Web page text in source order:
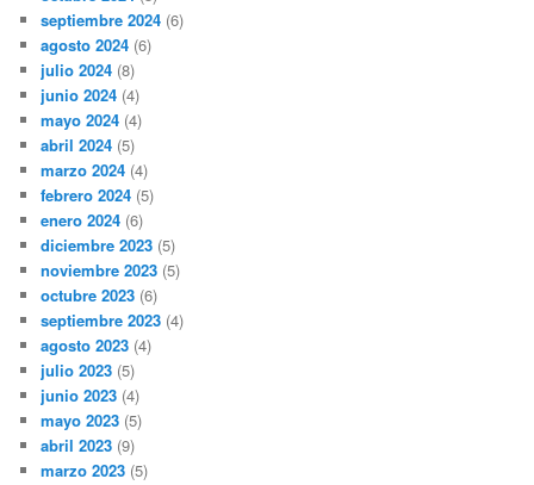
septiembre 2024 (6)
agosto 2024 (6)
julio 2024 (8)
junio 2024 (4)
mayo 2024 (4)
abril 2024 (5)
marzo 2024 (4)
febrero 2024 (5)
enero 2024 (6)
diciembre 2023 (5)
noviembre 2023 (5)
octubre 2023 (6)
septiembre 2023 (4)
agosto 2023 (4)
julio 2023 (5)
junio 2023 (4)
mayo 2023 (5)
abril 2023 (9)
marzo 2023 (5)